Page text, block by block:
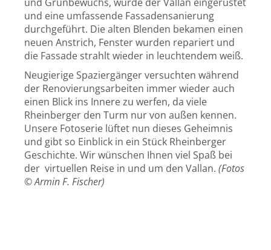
und eine umfassende Fassadensanierung
durchgeführt. Die alten Blenden bekamen einen
neuen Anstrich, Fenster wurden repariert und
die Fassade strahlt wieder in leuchtendem weiß.
Neugierige Spaziergänger versuchten während
der Renovierungsarbeiten immer wieder auch
einen Blick ins Innere zu werfen, da viele
Rheinberger den Turm nur von außen kennen.
Unsere Fotoserie lüftet nun dieses Geheimnis
und gibt so Einblick in ein Stück Rheinberger
Geschichte. Wir wünschen Ihnen viel Spaß bei
der virtuellen Reise in und um den Vallan. (Fotos
© Armin F. Fischer)